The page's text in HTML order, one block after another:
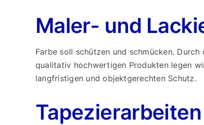
Maler- und
Farbe soll schützen und schmücken.
qualitativ hochwertigen Produkten legen
langfristigen und objektgerechten Schutz.
Tapezierarbeiten